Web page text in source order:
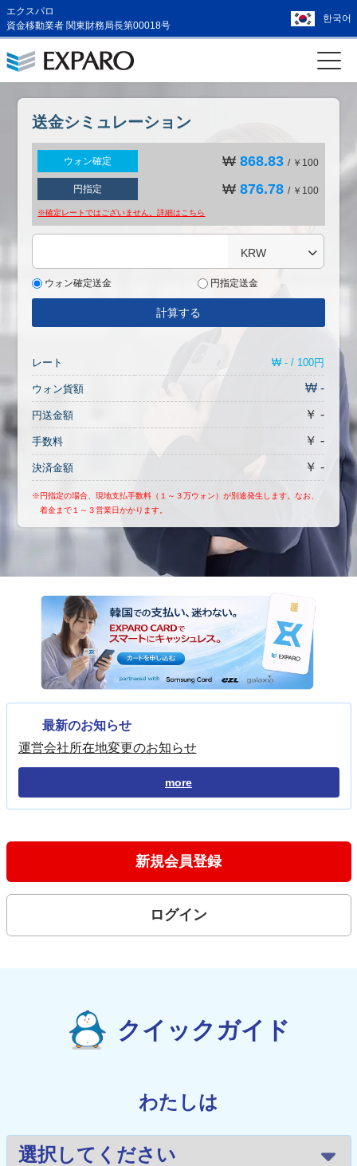
エクスパロ
資金移動業者 関東財務局長第00018号
한국어
送金シミュレーション
ウォン確定 ₩868.83 / ￥100
円指定 ₩876.78 / ￥100
※確定レートではございません。詳細は こちら
KRW
ウォン確定送金 円指定送金
計算する
レート ₩ - / 100円
ウォン貨額 ₩ -
円送金額 ￥ -
手数料 ￥ -
決済金額 ￥ -
※円指定の場合、現地支払手数料（１～３万ウォン）が別途発生します。なお、
着金まで１～３営業日かかります。
最新のお知らせ
運営会社所在地変更のお知らせ
more
新規会員登録
ログイン
クイックガイド
わたしは